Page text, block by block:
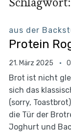
aus der
Protein
21. März 2025
Brot ist nicht
sich das
(sorry,
die Tür der
Joghurt und